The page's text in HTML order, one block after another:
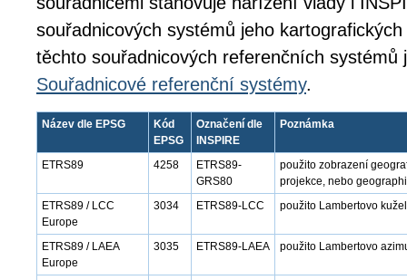
souřadnicových systémů jeho
těchto souřadnicových referenčních systémů
Souřadnicové referenční systémy.
Název dle EPSG
Kód
EPSG
Označení dle
INSPIRE
Poznámka
ETRS89 4258
ETRS89-
GRS80
použito zobrazení
projekce, nebo
ETRS89 / LCC
Europe
3034 ETRS89-LCC použito Lambertovo
ETRS89 / LAEA
Europe
3035 ETRS89-LAEA použito Lambertovo